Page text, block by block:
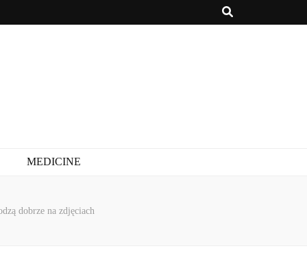
MEDICINE
dobrze na zdjęciach